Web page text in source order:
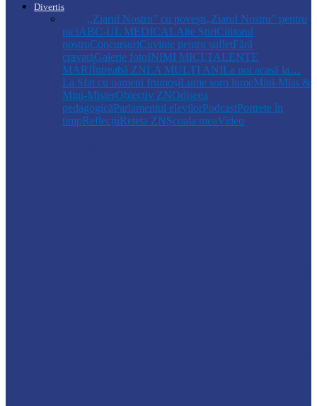
Divertis
,,Ziarul Nostru” cu povești„Ziarul Nostru” pentru
piciABC-UL MEDICALAlte ȘtiriCititorul
nostruConcursuriCuvinte pentru sufletFără
cravatăGalerie fotoINIMI MICI,TALENTE
MARIÎntreabă ZNLA MULŢI ANILa noi acasă la…
La Sfat cu oameni frumoșiLume soro lumeMini-Miss &
Mini-MisterObiectiv ZNOdiseea
pedagogicăParlamentul elevilorPodcastPortrete în
timpReflecțiiReteta ZNȘcoala meaVideo